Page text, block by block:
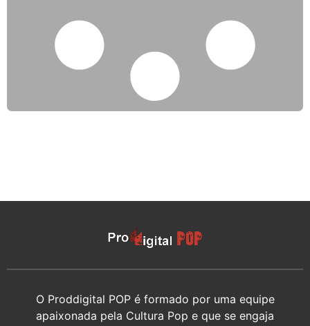
O Proddigital POP é formado por uma equipe
apaixonada pela Cultura Pop e que se engaja